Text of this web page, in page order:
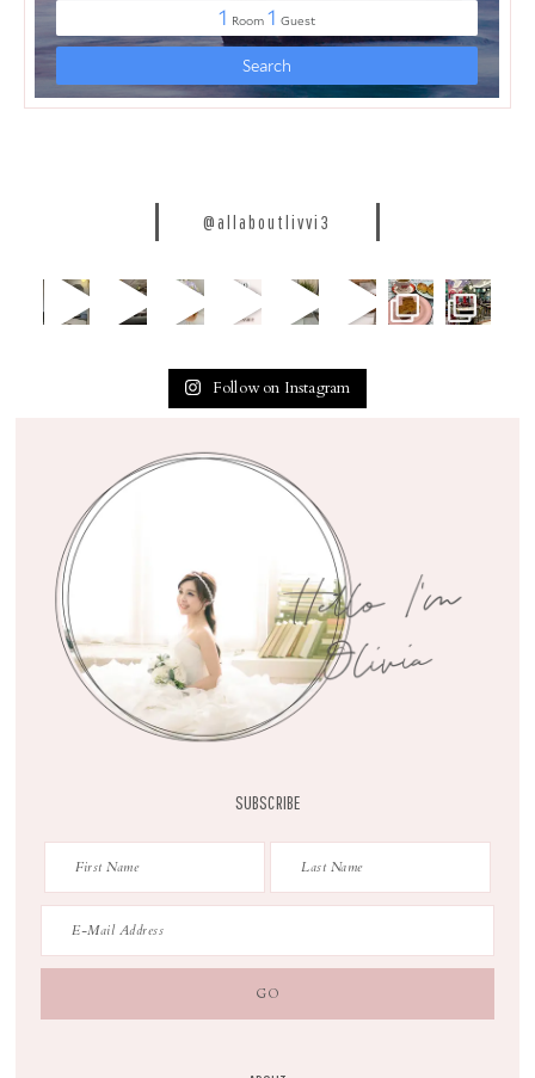
@allaboutlivvi3
Follow on Instagram
SUBSCRIBE